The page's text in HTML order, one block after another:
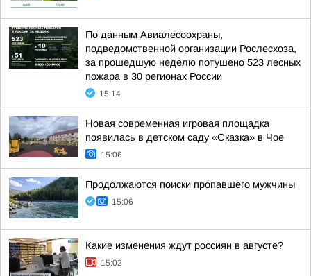
По данным Авиалесоохраны,
подведомственной организации Рослесхоза,
за прошедшую неделю потушено 523 лесных
пожара в 30 регионах России
15:14
Новая современная игровая площадка
появилась в детском саду «Сказка» в Чое
15:06
Продолжаются поиски пропавшего мужчины
15:06
Какие изменения ждут россиян в августе?
15:02